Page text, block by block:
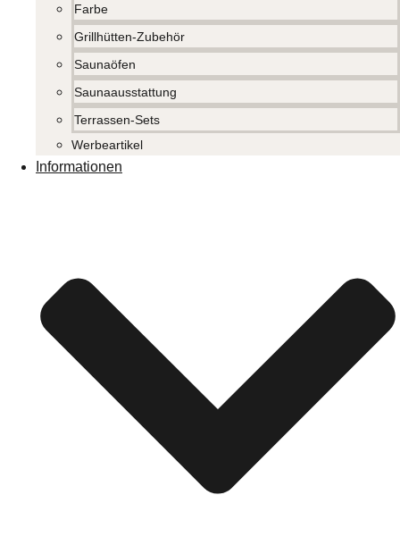
Farbe
Grillhütten-Zubehör
Saunaöfen
Saunaausstattung
Terrassen-Sets
Werbeartikel
Informationen